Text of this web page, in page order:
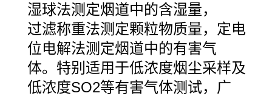
湿球法测定烟道中的含湿量，
过滤称重法测定颗粒物质量，定电
位电解法测定烟道中的有害气
体。特别适用于低浓度烟尘采样及
低浓度SO2等有害气体测试，广